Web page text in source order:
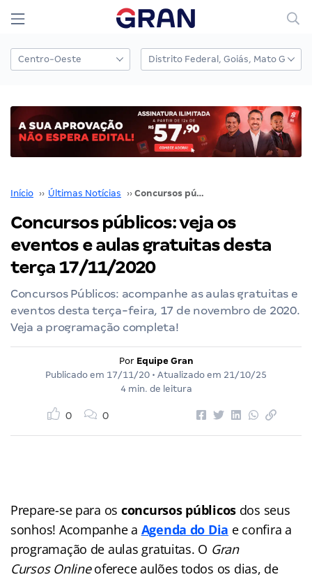
Início ›› Últimas Notícias ›› Concursos públicos: veja os eventos e aulas gratuitas desta terça 17/11/2020
Concursos públicos: veja os
eventos e aulas gratuitas desta
terça 17/11/2020
Concursos Públicos: acompanhe as aulas gratuitas e
eventos desta terça-feira, 17 de novembro de 2020.
Veja a programação completa!
Por Equipe Gran
Publicado em 17/11/20 • Atualizado em 21/10/25
4 min. de leitura
0 0
Prepare-se para os concursos públicos dos seus
sonhos! Acompanhe a Agenda do Dia e confira a
programação de aulas gratuitas. O Gran
Cursos Onlineoferece aulões todos os dias, de